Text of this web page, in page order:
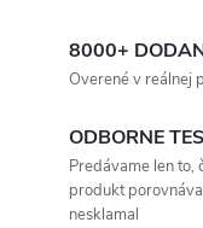
8000+
Overené v reálnej
ODBORNE
Predávame len to,
produkt
nesklamal